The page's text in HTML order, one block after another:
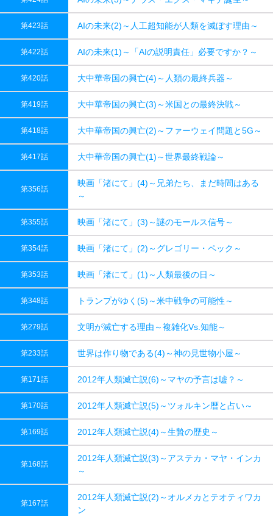
第423話 AIの未来(2)～人工超知能が人類を滅ぼす理由～
第422話 AIの未来(1)～「AIの説明責任」必要ですか？～
第420話 大中華帝国の興亡(4)～人類の最終兵器～
第419話 大中華帝国の興亡(3)～米国との最終決戦～
第418話 大中華帝国の興亡(2)～ファーウェイ問題と5G～
第417話 大中華帝国の興亡(1)～世界最終戦論～
第356話
映画「渚にて」(4)～兄弟たち、まだ時間はある
～
第355話 映画「渚にて」(3)～謎のモールス信号～
第354話 映画「渚にて」(2)～グレゴリー・ペック～
第353話 映画「渚にて」(1)～人類最後の日～
第348話 トランプがゆく(5)～米中戦争の可能性～
第279話 文明が滅亡する理由～複雑化Vs.知能～
第233話 世界は作り物である(4)～神の見世物小屋～
第171話 2012年人類滅亡説(6)～マヤの予言は嘘？～
第170話 2012年人類滅亡説(5)～ツォルキン暦と占い～
第169話 2012年人類滅亡説(4)～生贄の歴史～
第168話
2012年人類滅亡説(3)～アステカ・マヤ・インカ
～
第167話
2012年人類滅亡説(2)～オルメカとテオティワカ
ン